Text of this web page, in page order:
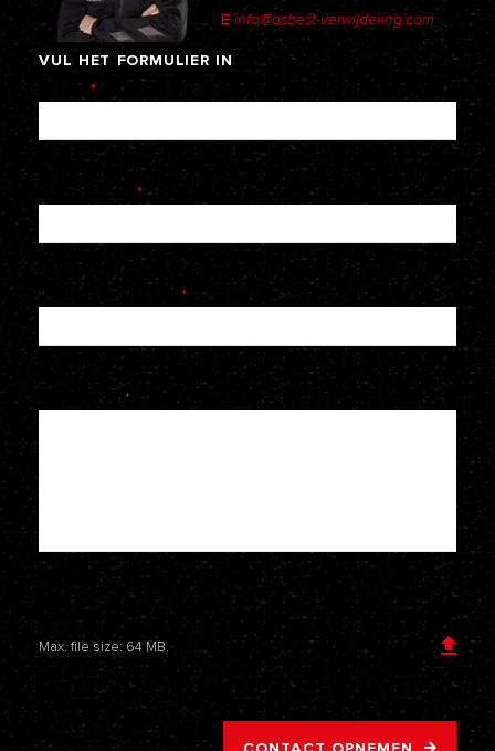
E info@asbest-verwijdering.com
VUL HET FORMULIER IN
Naam *
E-mailadres *
Telefoonnummer *
Je bericht *
Voeg een bijlage toe
Max. file size: 64 MB.